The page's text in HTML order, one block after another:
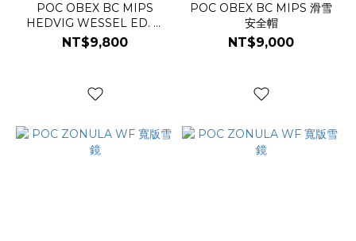
POC OBEX BC MIPS
HEDVIG WESSEL ED. 滑
雪安全帽
NT$9,800
POC OBEX BC MIPS 滑雪
安全帽
NT$9,000